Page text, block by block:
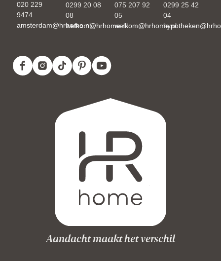
020 229
9474
amsterdam@hrhome.nl
0299 20 08
08
welkom@hrhome.nl
075 207 92
05
welkom@hrhome.nl
0299 25 42
04
Aandacht maakt het verschil